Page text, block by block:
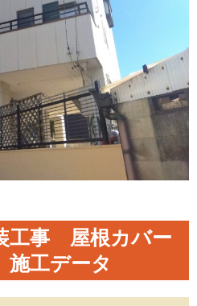
工事 屋根カバー
工データ